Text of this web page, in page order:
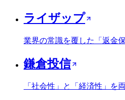
ライザップ
業界の常識を覆した「返金保
鎌倉投信
「社会性」と「経済性」を